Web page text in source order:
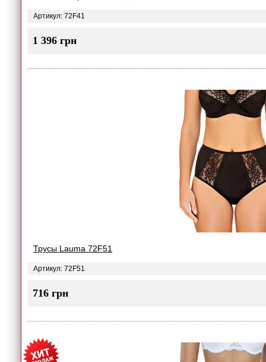
Артикул: 72F41
1 396 грн
Трусы Lauma 72F51
Артикул: 72F51
716 грн